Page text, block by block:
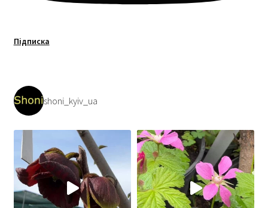
Підписка
shoni_kyiv_ua